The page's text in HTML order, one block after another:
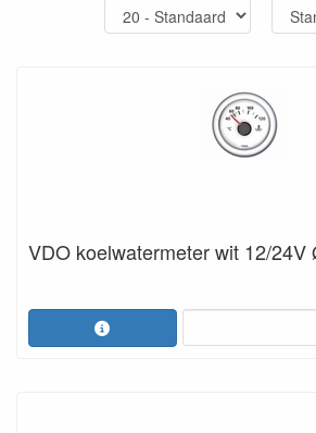
VDO koelwatermeter wit 12/24V